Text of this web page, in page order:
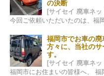
の決断
[サイセイ 廃車ネ
福岡市でお車の
方々に、当社の
す。
[サイセイ 廃車ネ